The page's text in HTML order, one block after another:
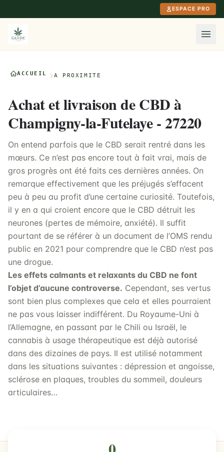
ESPACE PRO
ACCUEIL À PROXIMITÉ
Achat et livraison de CBD à
Champigny-la-Futelaye - 27220
On entend parfois que le CBD serait rentré dans les
mœurs. Ce n’est pas encore tout à fait vrai, mais de
gros progrès ont été faits ces dernières années. On
remarque effectivement que les préjugés s’effacent
peu à peu au profit d’une certaine curiosité. Toutefois,
il y en a qui croient encore que le CBD détruit les
neurones (pertes de mémoire, anxiété). Il suffit
pourtant de se référer à un document de l’OMS rendu
public en 2021 pour comprendre que le CBD n’est pas
une drogue.
Les effets calmants et relaxants du CBD ne font
l’objet d’aucune controverse. Cependant, ses vertus
sont bien plus complexes que cela et elles pourraient
ne pas vous laisser indifférent. Du Royaume-Uni à
l’Allemagne, en passant par le Chili ou Israël, le
cannabis à usage thérapeutique est déjà autorisé
dans des dizaines de pays. Il est utilisé notamment
dans les situations suivantes : dépression et angoisse,
sclérose en plaques, troubles du sommeil, douleurs
articulaires…